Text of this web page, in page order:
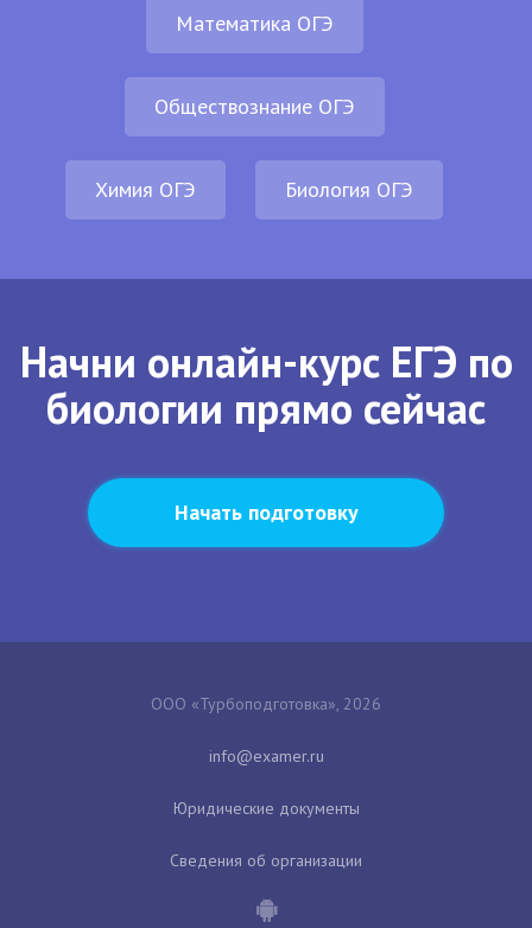
Математика ОГЭ
Обществознание ОГЭ
Химия ОГЭ Биология ОГЭ
Начни онлайн-курс ЕГЭ по
биологии прямо сейчас
Начать подготовку
ООО «Турбоподготовка», 2026
Юридические документы
Сведения об организации